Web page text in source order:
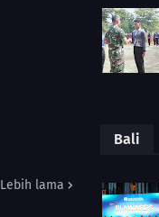
Lebih lama
Bali